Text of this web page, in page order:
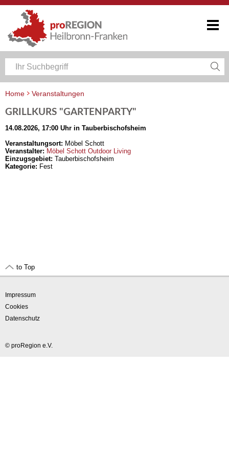
Home
Veranstaltungen
GRILLKURS "GARTENPARTY"
14.08.2026, 17:00 Uhr in Tauberbischofsheim
Veranstaltungsort: Möbel Schott
Veranstalter: Möbel Schott Outdoor Living
Einzugsgebiet: Tauberbischofsheim
Kategorie: Fest
to Top
Impressum
Cookies
Datenschutz
© proRegion e.V.